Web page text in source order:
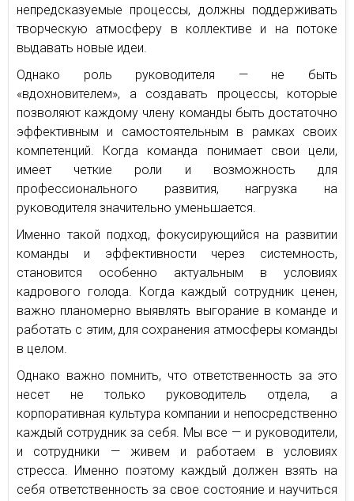
непредсказуемые процессы, должны поддерживать
творческую атмосферу в коллективе и на потоке
выдавать новые идеи.
Однако роль руководителя — не быть
«вдохновителем», а создавать процессы, которые
позволяют каждому члену команды быть достаточно
эффективным и самостоятельным в рамках своих
компетенций. Когда команда понимает свои цели,
имеет четкие роли и возможность для
профессионального развития, нагрузка на
руководителя значительно уменьшается.
Именно такой подход, фокусирующийся на развитии
команды и эффективности через системность,
становится особенно актуальным в условиях
кадрового голода. Когда каждый сотрудник ценен,
важно планомерно выявлять выгорание в команде и
работать с этим, для сохранения атмосферы команды
в целом.
Однако важно помнить, что ответственность за это
несет не только руководитель отдела, а
корпоративная культура компании и непосредственно
каждый сотрудник за себя. Мы все — и руководители,
и сотрудники — живем и работаем в условиях
стресса. Именно поэтому каждый должен взять на
себя ответственность за свое состояние и научиться